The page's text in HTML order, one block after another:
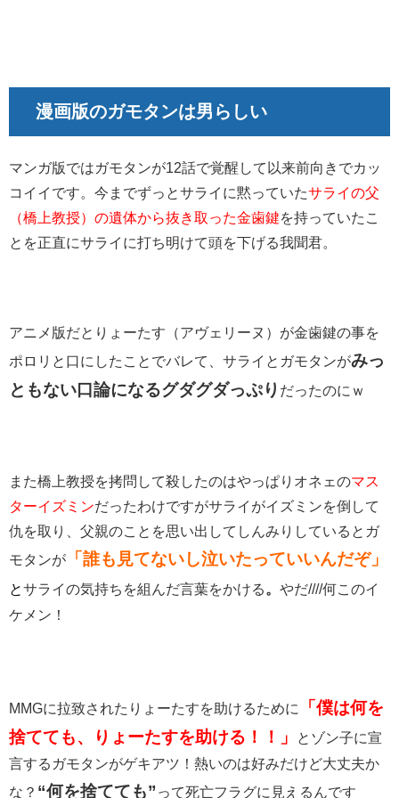
漫画版のガモタンは男らしい
マンガ版ではガモタンが12話で覚醒して以来前向きでカッ
コイイです。今までずっとサライに黙っていたサライの父
（橋上教授）の遺体から抜き取った金歯鍵を持っていたこ
とを正直にサライに打ち明けて頭を下げる我聞君。
アニメ版だとりょーたす（アヴェリーヌ）が金歯鍵の事を
ポロリと口にしたことでバレて、サライとガモタンがみっ
ともない口論になるグダグダっぷり だったのにｗ
また橋上教授を拷問して殺したのはやっぱりオネェのマス
ターイズミンだったわけですがサライがイズミンを倒して
仇を取り、父親のことを思い出してしんみりしているとガ
モタンが
「誰も見てないし泣いたっていいんだぞ」
とサライの気持ちを組んだ言葉をかける。 やだ////何このイ
ケメン！
MMGに拉致されたりょーたすを助けるために
「僕は何を
捨てても、りょーたすを助ける！！」
とゾン子に宣
言するガモタンがゲキアツ！熱いのは好みだけど大丈夫か
な？ “何を捨てても” って死亡フラグに見えるんです